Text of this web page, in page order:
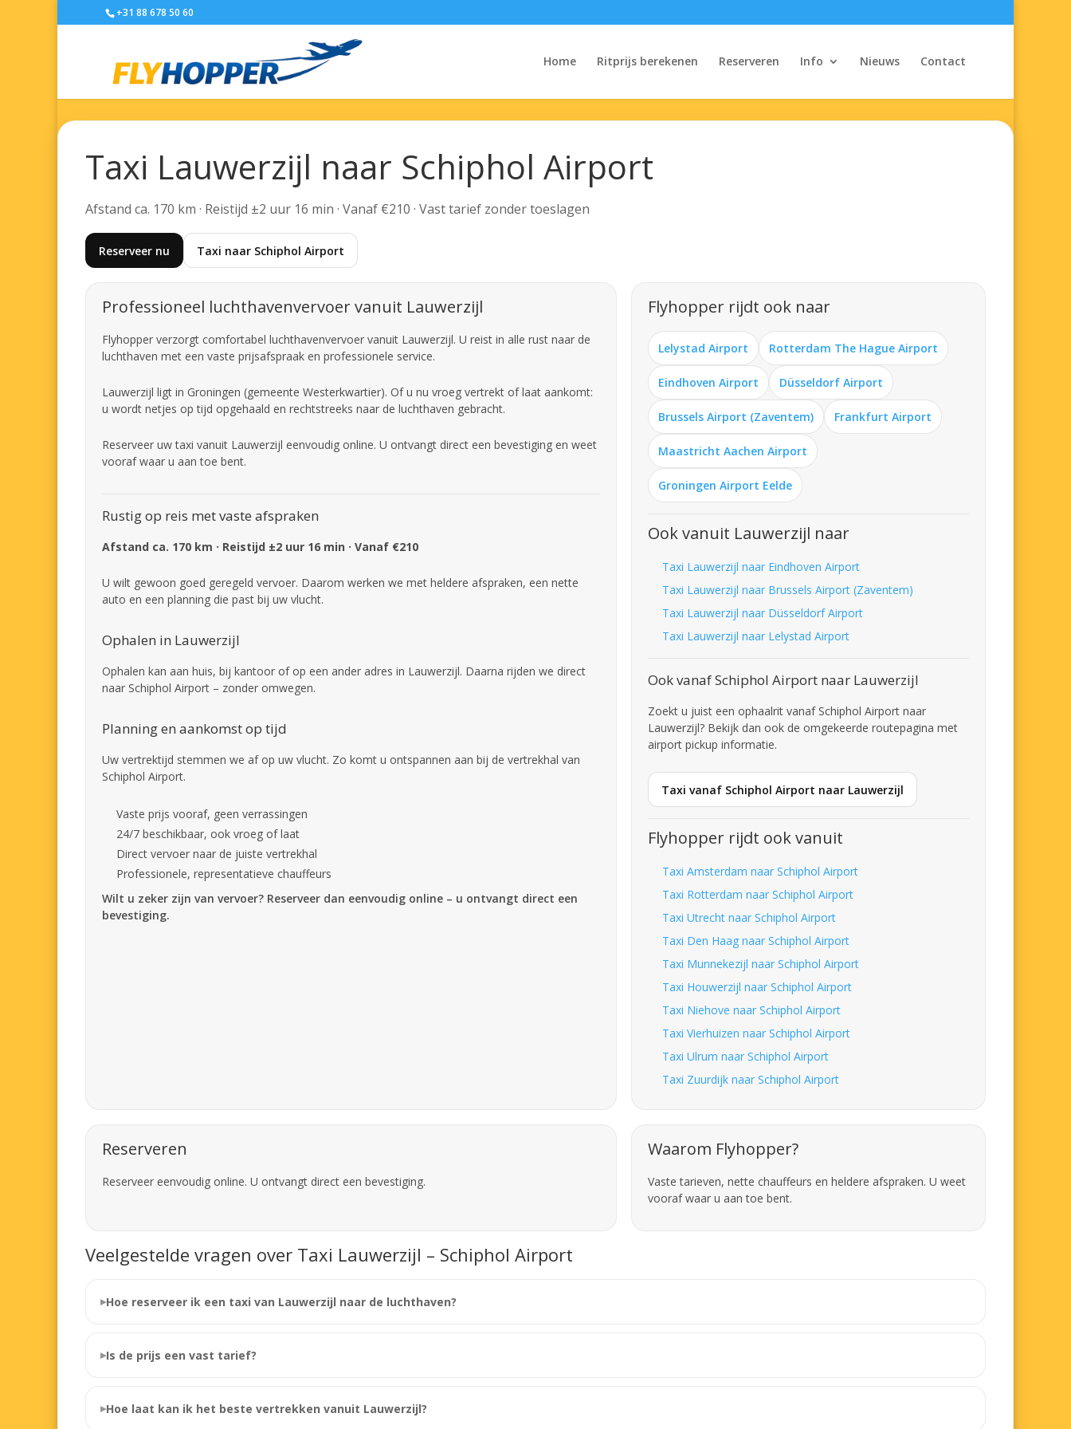
+31 88 678 50 60
Home Ritprijs berekenen Reserveren Info Nieuws Contact
Taxi Lauwerzijl naar Schiphol Airport
Afstand ca. 170 km · Reistijd ±2 uur 16 min · Vanaf €210 · Vast tarief zonder toeslagen
Reserveer nu Taxi naar Schiphol Airport
Professioneel luchthavenvervoer vanuit Lauwerzijl
Flyhopper verzorgt comfortabel luchthavenvervoer vanuit Lauwerzijl. U reist in alle rust naar de
luchthaven met een vaste prijsafspraak en professionele service.
Lauwerzijl ligt in Groningen (gemeente Westerkwartier). Of u nu vroeg vertrekt of laat aankomt:
u wordt netjes op tijd opgehaald en rechtstreeks naar de luchthaven gebracht.
Reserveer uw taxi vanuit Lauwerzijl eenvoudig online. U ontvangt direct een bevestiging en weet
vooraf waar u aan toe bent.
Rustig op reis met vaste afspraken
Afstand ca. 170 km · Reistijd ±2 uur 16 min · Vanaf €210
U wilt gewoon goed geregeld vervoer. Daarom werken we met heldere afspraken, een nette
auto en een planning die past bij uw vlucht.
Ophalen in Lauwerzijl
Ophalen kan aan huis, bij kantoor of op een ander adres in Lauwerzijl. Daarna rijden we direct
naar Schiphol Airport – zonder omwegen.
Planning en aankomst op tijd
Uw vertrektijd stemmen we af op uw vlucht. Zo komt u ontspannen aan bij de vertrekhal van
Schiphol Airport.
Vaste prijs vooraf, geen verrassingen
24/7 beschikbaar, ook vroeg of laat
Direct vervoer naar de juiste vertrekhal
Professionele, representatieve chauffeurs
Wilt u zeker zijn van vervoer? Reserveer dan eenvoudig online – u ontvangt direct een
bevestiging.
Flyhopper rijdt ook naar
Lelystad Airport Rotterdam The Hague Airport
Eindhoven Airport Düsseldorf Airport
Brussels Airport (Zaventem) Frankfurt Airport
Maastricht Aachen Airport
Groningen Airport Eelde
Ook vanuit Lauwerzijl naar
Taxi Lauwerzijl naar Eindhoven Airport
Taxi Lauwerzijl naar Brussels Airport (Zaventem)
Taxi Lauwerzijl naar Düsseldorf Airport
Taxi Lauwerzijl naar Lelystad Airport
Ook vanaf Schiphol Airport naar Lauwerzijl
Zoekt u juist een ophaalrit vanaf Schiphol Airport naar
Lauwerzijl? Bekijk dan ook de omgekeerde routepagina met
airport pickup informatie.
Taxi vanaf Schiphol Airport naar Lauwerzijl
Flyhopper rijdt ook vanuit
Taxi Amsterdam naar Schiphol Airport
Taxi Rotterdam naar Schiphol Airport
Taxi Utrecht naar Schiphol Airport
Taxi Den Haag naar Schiphol Airport
Taxi Munnekezijl naar Schiphol Airport
Taxi Houwerzijl naar Schiphol Airport
Taxi Niehove naar Schiphol Airport
Taxi Vierhuizen naar Schiphol Airport
Taxi Ulrum naar Schiphol Airport
Taxi Zuurdijk naar Schiphol Airport
Reserveren
Reserveer eenvoudig online. U ontvangt direct een bevestiging.
Waarom Flyhopper?
Vaste tarieven, nette chauffeurs en heldere afspraken. U weet
vooraf waar u aan toe bent.
Veelgestelde vragen over Taxi Lauwerzijl – Schiphol Airport
Hoe reserveer ik een taxi van Lauwerzijl naar de luchthaven?
Is de prijs een vast tarief?
Hoe laat kan ik het beste vertrekken vanuit Lauwerzijl?